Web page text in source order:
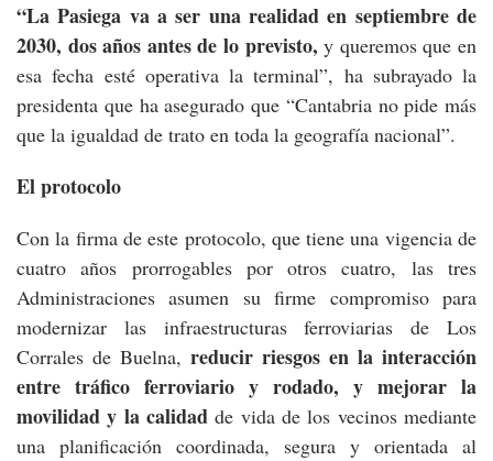
“La Pasiega va a ser una realidad en septiembre de
2030, dos años antes de lo previsto, y queremos que en
esa fecha esté operativa la terminal”, ha subrayado la
presidenta que ha asegurado que “Cantabria no pide más
que la igualdad de trato en toda la geografía nacional”.
El protocolo
Con la firma de este protocolo, que tiene una vigencia de
cuatro años prorrogables por otros cuatro, las tres
Administraciones asumen su firme compromiso para
modernizar las infraestructuras ferroviarias de Los
Corrales de Buelna, reducir riesgos en la interacción
entre tráfico ferroviario y rodado, y mejorar la
movilidad y la calidad de vida de los vecinos mediante
una planificación coordinada, segura y orientada al